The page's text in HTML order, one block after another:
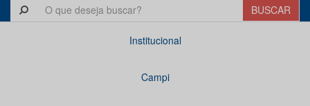
Institucional
Campi